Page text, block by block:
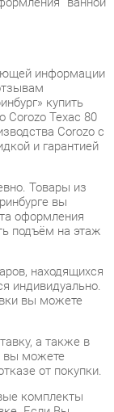
информации
купить
Техас 80
Corozo с
и гарантией
Товары из
вы
на этаж
находящихся
вы можете
а также в
можете
от покупки.
комплекты
Если Вы
.
модели – 2